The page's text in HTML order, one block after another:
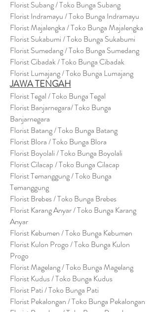
Florist Subang / Toko Bunga Subang
Florist Indramayu / Toko Bunga Indramayu
Florist Majalengka / Toko Bunga Majalengka
Florist Sukabumi / Toko Bunga Sukabumi
Florist Sumedang / Toko Bunga Sumedang
Florist Cibadak / Toko Bunga Cibadak
Florist Lumajang / Toko Bunga Lumajang
JAWA TENGAH
Florist Tegal / Toko Bunga Tegal
Florist Banjarnegara/ Toko Bunga
Banjarnegara
Florist Batang / Toko Bunga Batang
Florist Blora / Toko Bunga Blora
Florist Boyolali / Toko Bunga Boyolali
Florist Cilacap / Toko Bunga Cilacap
Florist Temanggung / Toko Bunga
Temanggung
Florist Brebes / Toko Bunga Brebes
Florist Karang Anyar / Toko Bunga Karang
Anyar
Florist Kebumen / Toko Bunga Kebumen
Florist Kulon Progo / Toko Bunga Kulon
Progo
Florist Magelang / Toko Bunga Magelang
Florist Kudus / Toko Bunga Kudus
Florist Pati / Toko Bunga Pati
Florist Pekalongan / Toko Bunga Pekalongan